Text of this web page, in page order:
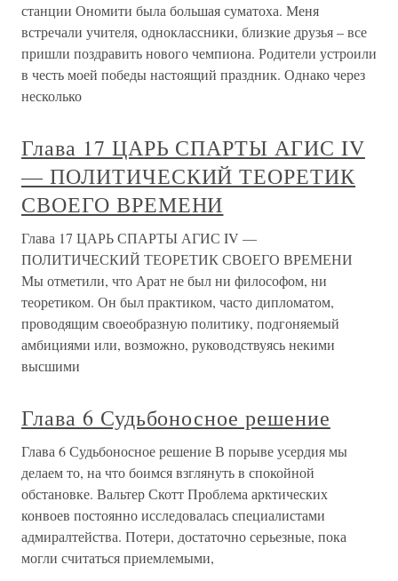
станции Ономити была большая суматоха. Меня
встречали учителя, одноклассники, близкие друзья – все
пришли поздравить нового чемпиона. Родители устроили
в честь моей победы настоящий праздник. Однако через
несколько
Глава 17 ЦАРЬ СПАРТЫ АГИС IV
— ПОЛИТИЧЕСКИЙ ТЕОРЕТИК
СВОЕГО ВРЕМЕНИ
Глава 17 ЦАРЬ СПАРТЫ АГИС IV —
ПОЛИТИЧЕСКИЙ ТЕОРЕТИК СВОЕГО ВРЕМЕНИ
Мы отметили, что Арат не был ни философом, ни
теоретиком. Он был практиком, часто дипломатом,
проводящим своеобразную политику, подгоняемый
амбициями или, возможно, руководствуясь некими
высшими
Глава 6 Судьбоносное решение
Глава 6 Судьбоносное решение В порыве усердия мы
делаем то, на что боимся взглянуть в спокойной
обстановке. Вальтер Скотт Проблема арктических
конвоев постоянно исследовалась специалистами
адмиралтейства. Потери, достаточно серьезные, пока
могли считаться приемлемыми,